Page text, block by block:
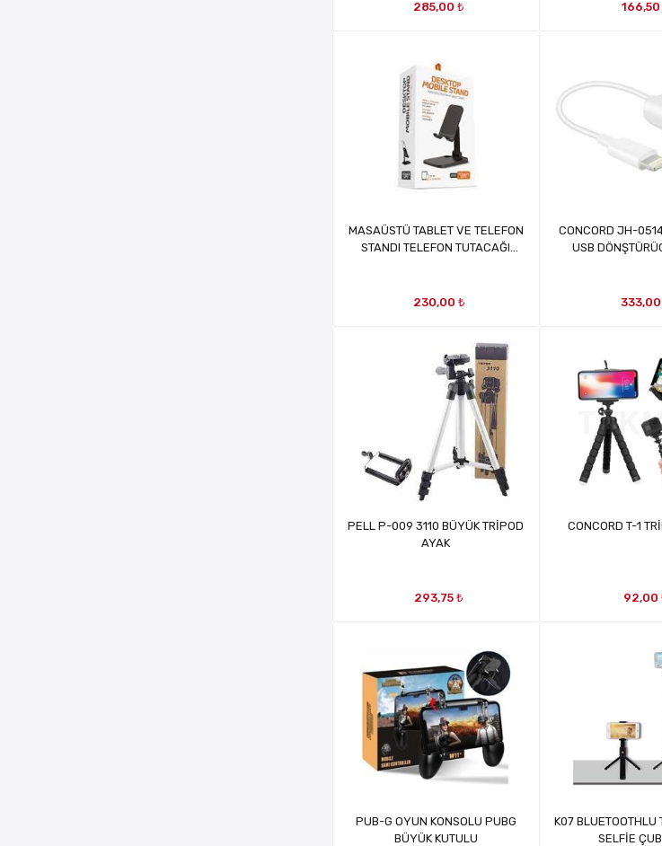
285,00 ₺ 166,50
MASAÜSTÜ TABLET VE TELEFON
STANDI TELEFON TUTACAĞI
230,00 ₺
CONCORD JH-
USB
333,00
PELL P-009 3110 BÜYÜK TRİPOD
AYAK
293,75 ₺
CONCORD T-1
92,00
PUB-G OYUN KONSOLU PUBG
BÜYÜK KUTULU
K07 BLUETOOTHLU
SELFİE